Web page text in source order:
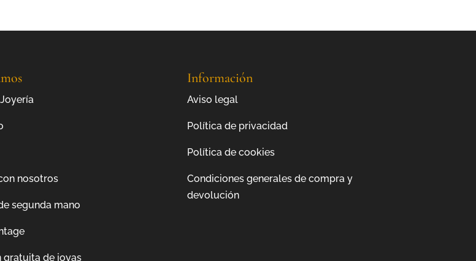
nosotros
segunda mano
gratuita de joyas
Información
Aviso legal
Política de privacidad
Política de cookies
Condiciones generales de compra y
devolución